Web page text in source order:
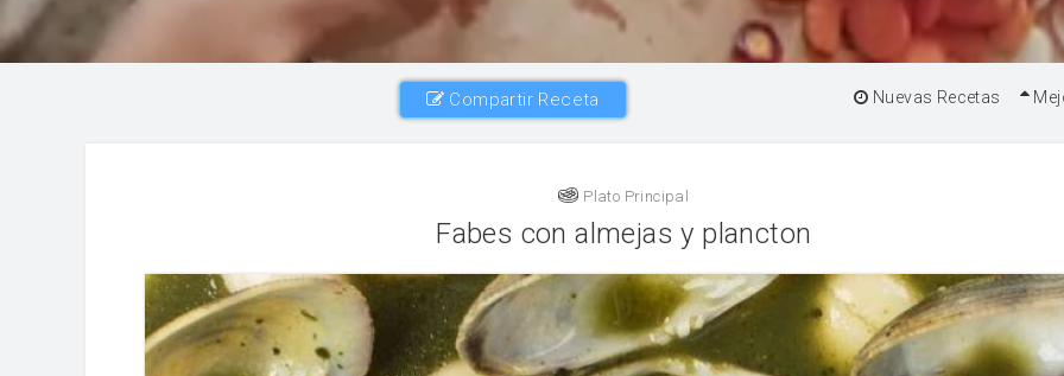
Compartir Receta Nuevas Recetas
Plato Principal
Fabes con almejas y plancton